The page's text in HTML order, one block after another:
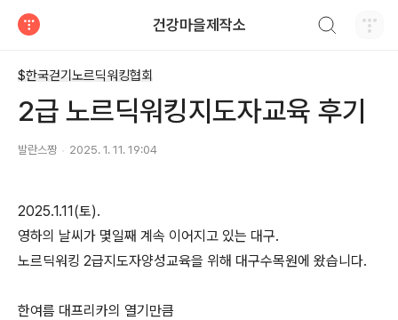
건강마을제작소
$한국걷기노르딕워킹협회
2급 노르딕워킹지도자교육 후기
발란스짱 2025. 1. 11. 19:04
2025.1.11(토).
영하의 날씨가 몇일째 계속 이어지고 있는 대구.
노르딕워킹 2급지도자양성교육을 위해 대구수목원에 왔습니다.
한여름 대프리카의 열기만큼